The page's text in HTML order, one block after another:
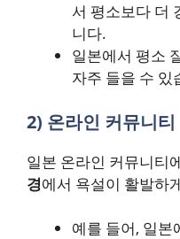
서 평소보다 더
니다.
일본에서 평소
자주 들을 수 있
2) 온라인 커뮤니티
일본 온라인 커뮤니티
경에서 욕설이 활발하
예를 들어, 일본